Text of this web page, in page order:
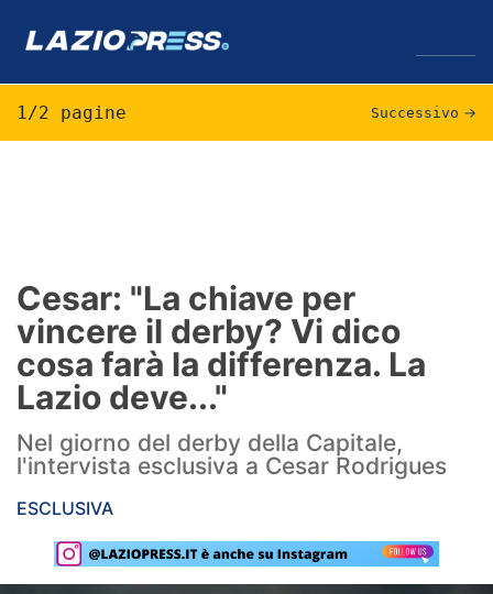
Formello
Infortuni
Primavera
Calciomercato
Lazio Women
Rassegna Lazio
Social
1/2 pagine Successivo →
Cesar: "La chiave per
vincere il derby? Vi dico
cosa farà la differenza. La
Lazio deve..."
Nel giorno del derby della Capitale,
l'intervista esclusiva a Cesar Rodrigues
ESCLUSIVA